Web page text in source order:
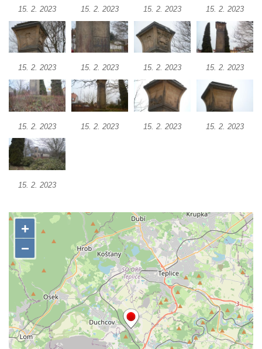
silnice severně od Lužce nad Vltavou
Kenotaf Alfeda Harnische na hřbitově v
Hrobčicích
Pomník obětem válek v Hrobčicích
Pomník obětem válek v Mirošovicích
Hrob vojáků Rudé armády na hřbitově v
Račicích
Hrob Antonína Medáčka na hřbitově v
Račicích
na hřbitově v Dobříni
Pomník obětem válek na hřbitově v Dobříni
Pomník obětem 1. světové války v Lužici
Kenotaf Josefa Matese na hřbitově v Lužici
Pamětní deska Giuseppe Capella na
hřbitově v Lužici
Kenotaf Emila Miksche na hřbitově v Lužici
Kenotaf Antonína Krause na hřbitově v
15. 2. 2023 15. 2. 2023 15. 2. 2023 15. 2. 2023
15. 2. 2023 15. 2. 2023 15. 2. 2023 15. 2. 2023
15. 2. 2023 15. 2. 2023 15. 2. 2023 15. 2. 2023
15. 2. 2023